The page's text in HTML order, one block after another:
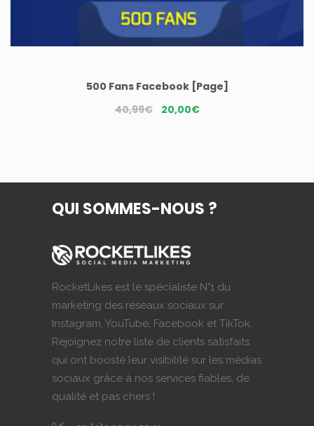
500 Fans Facebook [Page]
40,99€ Le
40,99€.
20,00€Le
20,00€.
QUI SOMMES-NOUS ?
RocketLikes est le spécialiste N°1 du
marketing des réseaux sociaux sur
Instagram, YouTube, Facebook et TikTok.
Rejoignez notre liste de clients satisfaits
qui ont boosté leur visibilité sur les médias
sociaux grâce à nos services fiables, de
qualité et pas chers !